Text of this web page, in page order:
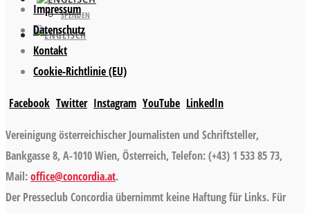
SPENDEN
Impressum
Datenschutz
Kontakt
Cookie-Richtlinie (EU)
Facebook Twitter Instagram YouTube LinkedIn
Vereinigung österreichischer Journalisten und Schriftsteller,
Bankgasse 8, A-1010 Wien, Österreich, Telefon: (+43) 1 533 85 73,
Mail:office@concordia.at.
Der Presseclub Concordia übernimmt keine Haftung für Links. Für